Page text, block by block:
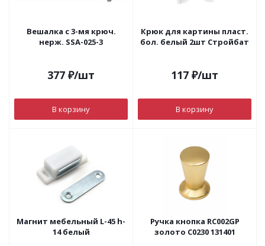
Вешалка с 3-мя крюч.
нерж. SSA-025-3
377 ₽/шт
В корзину
Крюк для картины пласт.
бол. белый 2шт Стройбат
117 ₽/шт
В корзину
Магнит мебельный L-45 h-
14 белый
Ручка кнопка RC002GP
золото С0230 131401